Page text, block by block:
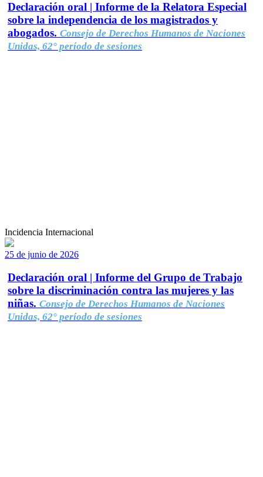
Declaración oral | Informe de la Relatora Especial
sobre la independencia de los magistrados y
abogados. Consejo de Derechos Humanos de Naciones
Unidas, 62° período de sesiones
Incidencia Internacional
25 de junio de 2026
Declaración oral | Informe del Grupo de Trabajo
sobre la discriminación contra las mujeres y las
niñas. Consejo de Derechos Humanos de Naciones
Unidas, 62° período de sesiones